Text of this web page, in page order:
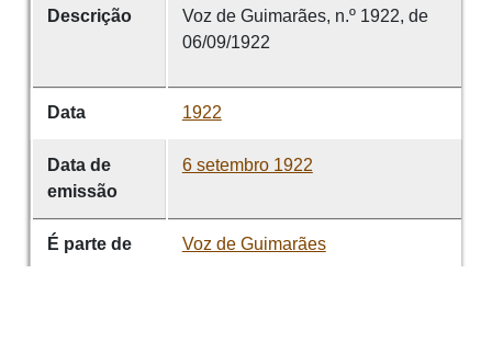
Descrição
Voz de Guimarães, n.º 1922, de
06/09/1922
Data 1922
Data de
emissão
6 setembro 1922
É parte de Voz de Guimarães